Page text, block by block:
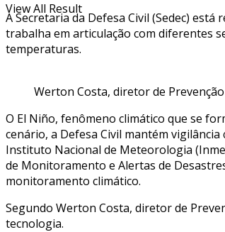
View All Result
A Secretaria da Defesa Civil (Sedec)
trabalha em articulação com diferentes
temperaturas.
Werton Costa, diretor de
O El Niño, fenômeno climático que se
cenário, a Defesa Civil mantém
Instituto Nacional de Meteorologia
de Monitoramento e Alertas de
monitoramento climático.
Segundo Werton Costa, diretor de
tecnologia.